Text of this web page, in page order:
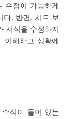
수정이 가능하게
다. 반면, 시트 보
서식을 수정하지
이해하고 상황에
식이 들어 있는